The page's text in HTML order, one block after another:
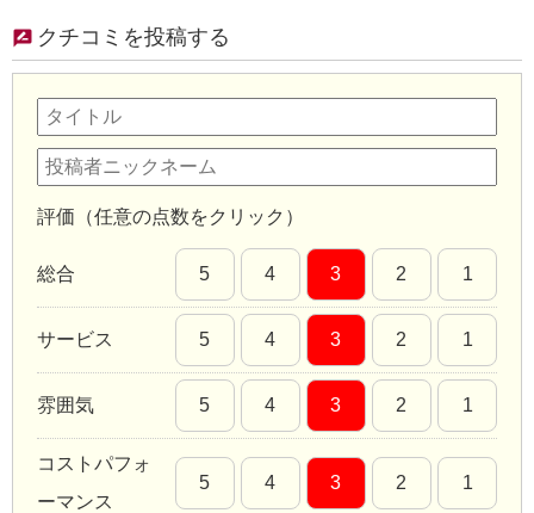
クチコミを投稿する
評価（任意の点数をクリック）
総合 5 4 3 2 1
サービス 5 4 3 2 1
雰囲気 5 4 3 2 1
コストパフォ
ーマンス
5 4 3 2 1